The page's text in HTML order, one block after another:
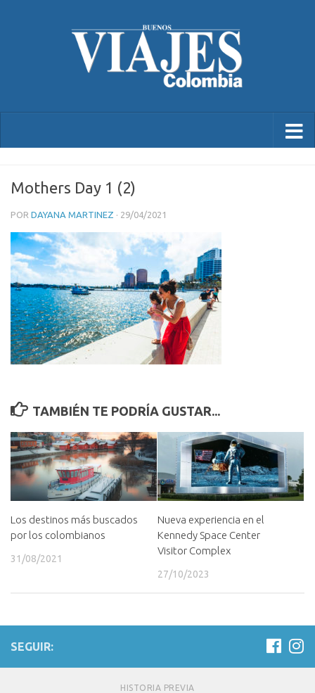
Mothers Day 1 (2)
POR DAYANA MARTINEZ · 29/04/2021
TAMBIÉN TE PODRÍA GUSTAR...
Los destinos más buscados
por los colombianos
31/08/2021
Nueva experiencia en el
Kennedy Space Center
Visitor Complex
27/10/2023
SEGUIR:
HISTORIA PREVIA